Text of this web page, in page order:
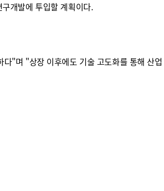
개발에 투입할 계획이다.
"며 "상장 이후에도 기술 고도화를 통해 산